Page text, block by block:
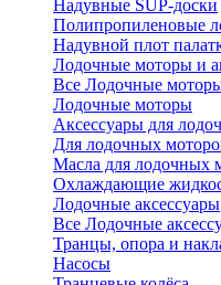
Надувные SUP-доски
Полипропиленовые
Надувной плот
Лодочные моторы и
Все Лодочные
Лодочные моторы
Аксессуары для
Для лодочных
Масла для лодочных
Охлаждающие
Лодочные аксессуары
Все Лодочные
Транцы, опора и
Насосы